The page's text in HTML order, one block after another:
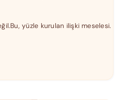
yüzle kurulan ilişki meselesi.